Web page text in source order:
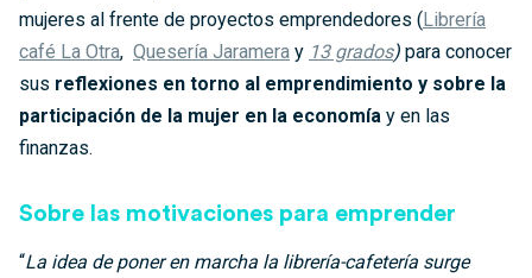
mujeres al frente de proyectos emprendedores (Librería
café La Otra, Quesería Jaramera y 13 grados) para conocer
sus reflexiones en torno al emprendimiento y sobre la
participación de la mujer en la economía y en las
finanzas.
Sobre las motivaciones para emprender
“La idea de poner en marcha la librería-cafetería surge